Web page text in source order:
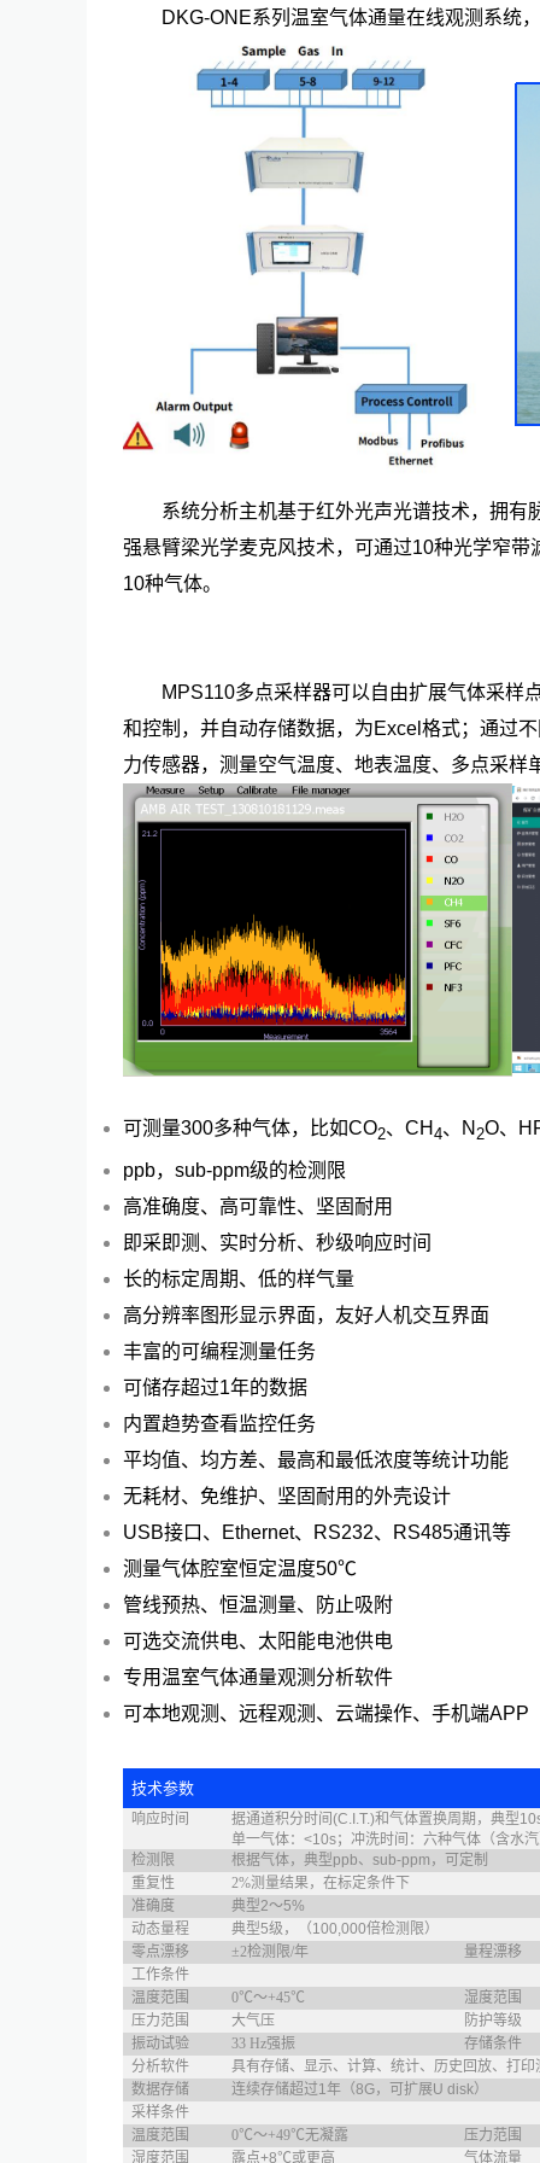
DKG-ONE系列温室气体通量在线观测系统
系统分析主机基于红外光声光谱技术，拥
强悬臂梁光学麦克风技术，可通过10种光学窄
10种气体。
MPS110多点采样器可以自由扩展气体采样
和控制，并自动存储数据，为Excel格式；通过
力传感器，测量空气温度、地表温度、多点采样
可测量300多种气体，比如CO2、CH 4、N 2O、
ppb，sub-ppm级的检测限
高准确度、高可靠性、坚固耐用
即采即测、实时分析、秒级响应时间
长的标定周期、低的样气量
高分辨率图形显示界面，友好人机交互界面
丰富的可编程测量任务
可储存超过1年的数据
内置趋势查看监控任务
平均值、均方差、最高和最低浓度等统计功能
无耗材、免维护、坚固耐用的外壳设计
USB接口、Ethernet、RS232、RS485通讯等
测量气体腔室恒定温度50℃
管线预热、恒温测量、防止吸附
可选交流供电、太阳能电池供电
专用温室气体通量观测分析软件
可本地观测、远程观测、云端操作、手机端APP
技术参数
响应时间
据通道积分时间(C.I.T.)和气体置换周期，典型
单一气体：<10s；冲洗时间：六种气体（含水
检测限
根据气体，典型ppb、sub-ppm，可定制
重复性
2%测量结果，在标定条件下
准确度
典型2～5%
动态量程
典型5级，（100,000倍检测限）
零点漂移
±2检测限/年
量程漂移
工作条件
温度范围
0℃～+45℃
湿度范围
压力范围
大气压
防护等级
振动试验
33 Hz强振
存储条件
分析软件
具有存储、显示、计算、统计、历史回放、打印
数据存储
连续存储超过1年（8G，可扩展U disk）
采样条件
温度范围
0℃～+49℃无凝露
压力范围
湿度范围
露点+8℃或更高 气体流量